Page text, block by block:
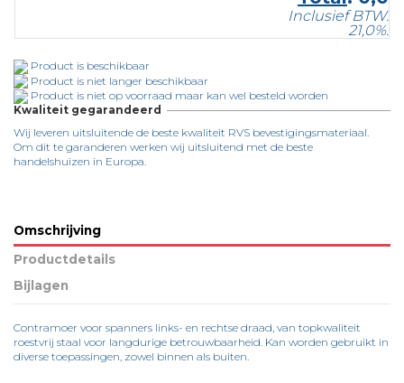
Inclusief BTW.
21,0%.
Product is beschikbaar
Product is niet langer beschikbaar
Product is niet op voorraad maar kan wel besteld worden
Kwaliteit gegarandeerd
Wij leveren uitsluitende de beste kwaliteit RVS bevestigingsmateriaal.
Om dit te garanderen werken wij uitsluitend met de beste
handelshuizen in Europa.
Omschrijving
Productdetails
Bijlagen
Contramoer voor spanners links- en rechtse draad, van topkwaliteit
roestvrij staal voor langdurige betrouwbaarheid. Kan worden gebruikt in
diverse toepassingen, zowel binnen als buiten.